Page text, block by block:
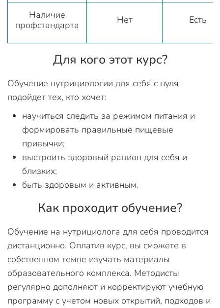
Наличие
профстандарта
Нет Есть
Для кого этот курс?
Обучение нутрициологии для себя с нуля
подойдет тех, кто хочет:
научиться следить за режимом питания и
формировать правильные пищевые
привычки;
выстроить здоровый рацион для себя и
близких;
быть здоровым и активным.
Как проходит обучение?
Обучение на нутрициолога для себя проводится
дистанционно. Оплатив курс, вы сможете в
собственном темпе изучать материалы
образовательного комплекса. Методисты
регулярно дополняют и корректируют учебную
программу с учетом новых открытий, подходов и